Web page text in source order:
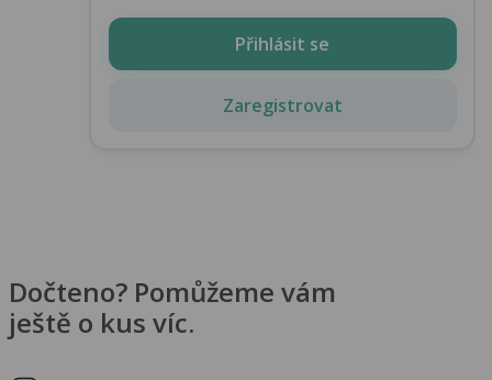
Přihlásit se
Zaregistrovat
Dočteno? Pomůžeme vám
ještě o kus víc.